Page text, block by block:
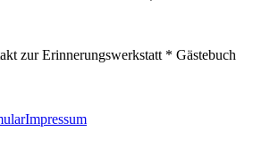
zur Erinnerungswerkstatt * Gästebuch
Impressum